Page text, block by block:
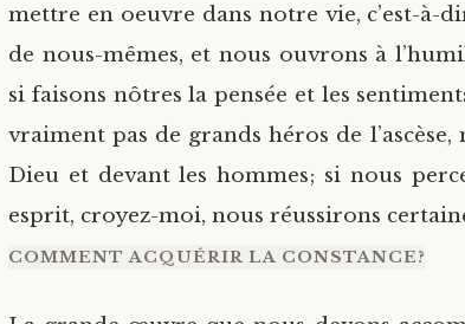
mettre en oeuvre dans notre vie, c’est-à-
de nous-mêmes, et nous ouvrons à
si faisons nôtres la pensée et les
vraiment pas de grands héros de
Dieu et devant les hommes; si nous
esprit, croyez-moi, nous réussirons
COMMENT ACQUÉRIR LA CONSTANCE?